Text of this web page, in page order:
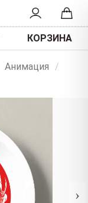
КОРЗИНА
Анимация
/
›